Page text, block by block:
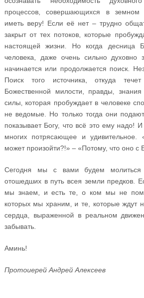
процессов, совершающихся в земном
иметь веру! Если её нет – трудно
закрыт от тех потоков, которые
настоящей жизни. Но когда десница
человека, даже очень сильно духовно
начинается или продолжается поиск.
Поиск того источника, откуда
Божественной милости, правды,
силы, которая пробуждает в человеке
не ведомые. Но только тогда они
показывает Богу, что всё это ему надо!
многих потрясающее и удивительное.
может произойти?!» – «Потому, что оно с
Сегодня мы с вами будем молиться
отошедших в путь всея земли предков.
мы знаем, и есть те, о ком мы не
которых мы храним, и те, которые ждут
сердца, выраженной в реальном
забывать.
Аминь!
Протоиерей Андрей Алексеев